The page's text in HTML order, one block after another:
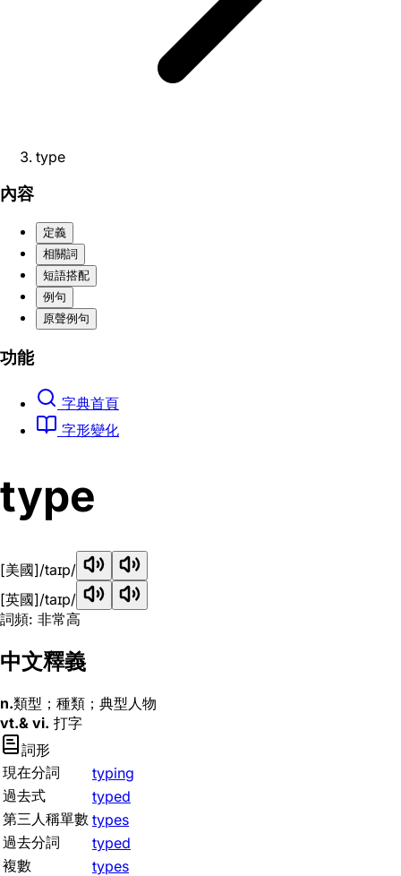
type
內容
定義
相關詞
短語搭配
例句
原聲例句
功能
字典首頁
字形變化
type
[美國]/taɪp/
[英國]/taɪp/
詞頻: 非常高
中文釋義
n.類型；種類；典型人物
vt.& vi. 打字
詞形
現在分詞
typing
過去式
typed
第三人稱單數 types
過去分詞
typed
複數
types